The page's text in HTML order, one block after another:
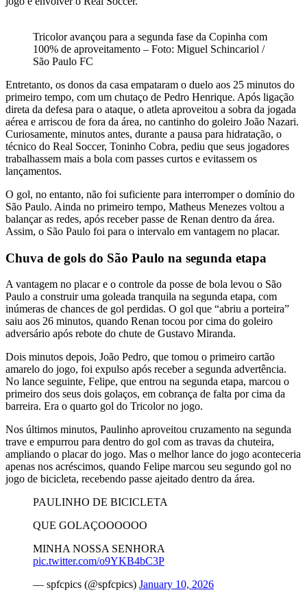
Tricolor avançou para a segunda fase da Copinha com
100% de aproveitamento – Foto: Miguel Schincariol /
São Paulo FC
Entretanto, os donos da casa empataram o duelo aos 25 minutos do
primeiro tempo, com um chutaço de Pedro Henrique. Após ligação
direta da defesa para o ataque, o atleta aproveitou a sobra da jogada
aérea e arriscou de fora da área, no cantinho do goleiro João Nazari.
Curiosamente, minutos antes, durante a pausa para hidratação, o
técnico do Real Soccer, Toninho Cobra, pediu que seus jogadores
trabalhassem mais a bola com passes curtos e evitassem os
lançamentos.
O gol, no entanto, não foi suficiente para interromper o domínio do
São Paulo. Ainda no primeiro tempo, Matheus Menezes voltou a
balançar as redes, após receber passe de Renan dentro da área.
Assim, o São Paulo foi para o intervalo em vantagem no placar.
Chuva de gols do São Paulo na segunda etapa
A vantagem no placar e o controle da posse de bola levou o São
Paulo a construir uma goleada tranquila na segunda etapa, com
inúmeras de chances de gol perdidas. O gol que “abriu a porteira”
saiu aos 26 minutos, quando Renan tocou por cima do goleiro
adversário após rebote do chute de Gustavo Miranda.
Dois minutos depois, João Pedro, que tomou o primeiro cartão
amarelo do jogo, foi expulso após receber a segunda advertência.
No lance seguinte, Felipe, que entrou na segunda etapa, marcou o
primeiro dos seus dois golaços, em cobrança de falta por cima da
barreira. Era o quarto gol do Tricolor no jogo.
Nos últimos minutos, Paulinho aproveitou cruzamento na segunda
trave e empurrou para dentro do gol com as travas da chuteira,
ampliando o placar do jogo. Mas o melhor lance do jogo aconteceria
apenas nos acréscimos, quando Felipe marcou seu segundo gol no
jogo de bicicleta, recebendo passe ajeitado dentro da área.
PAULINHO DE BICICLETA
QUE GOLAÇOOOOOO
MINHA NOSSA SENHORA
pic.twitter.com/o9YKB4bC3P
— spfcpics (@spfcpics) January 10, 2026